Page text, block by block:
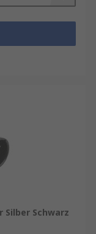
Silber Schwarz